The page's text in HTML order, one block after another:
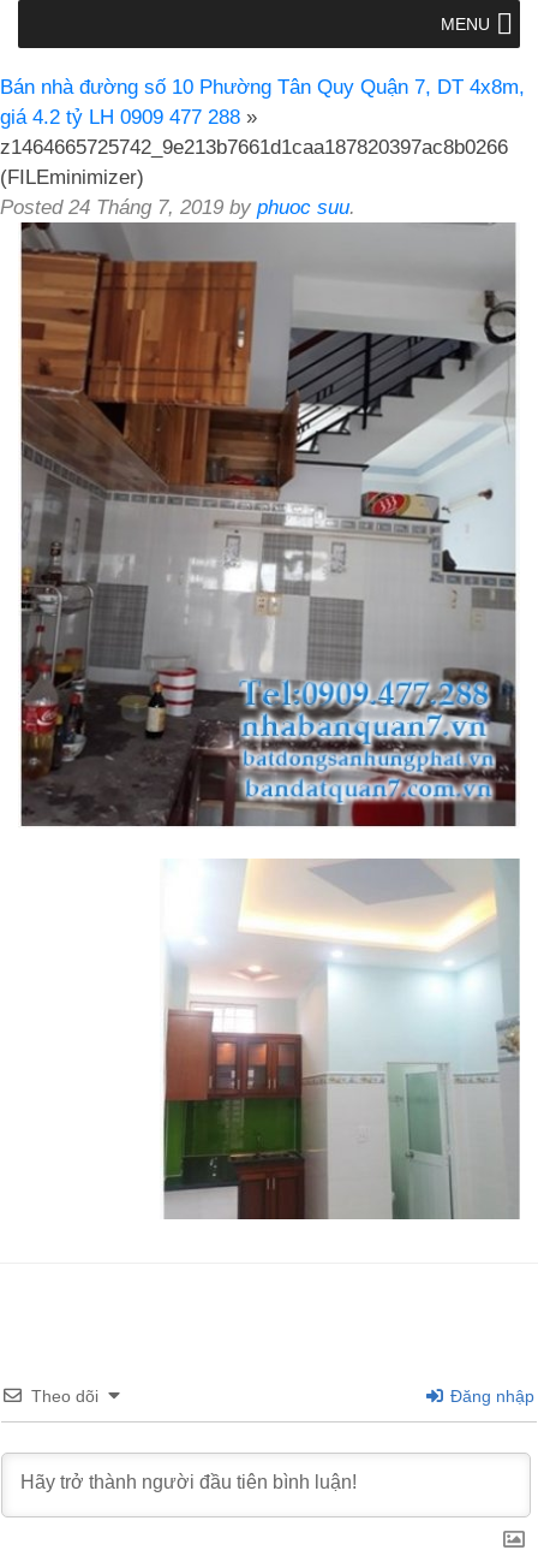
MENU
Bán nhà đường số 10 Phường Tân Quy Quận 7, DT 4x8m,
giá 4.2 tỷ LH 0909 477 288 »
z1464665725742_9e213b7661d1caa187820397ac8b0266
(FILEminimizer)
Posted 24 Tháng 7, 2019 by phuoc suu.
Theo dõi Đăng nhập